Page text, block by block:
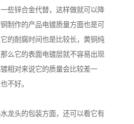
些锌合金代替，这样做就可以降
制作的产品电镀质量方面也是可
的耐腐时间也是比较长，黄铜纯
么它的表面电镀层就不容易出现
相对来说它的质量会比较差一
不好。
龙头的包装方面，还可以看它有